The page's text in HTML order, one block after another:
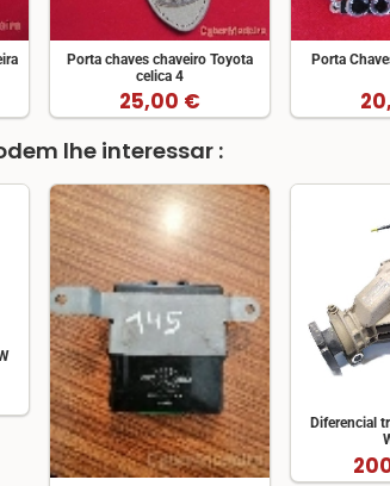
Porta chaves chaveiro Toyota
celica 4
25,00 €
Porta
lhe interessar :
Diferencial